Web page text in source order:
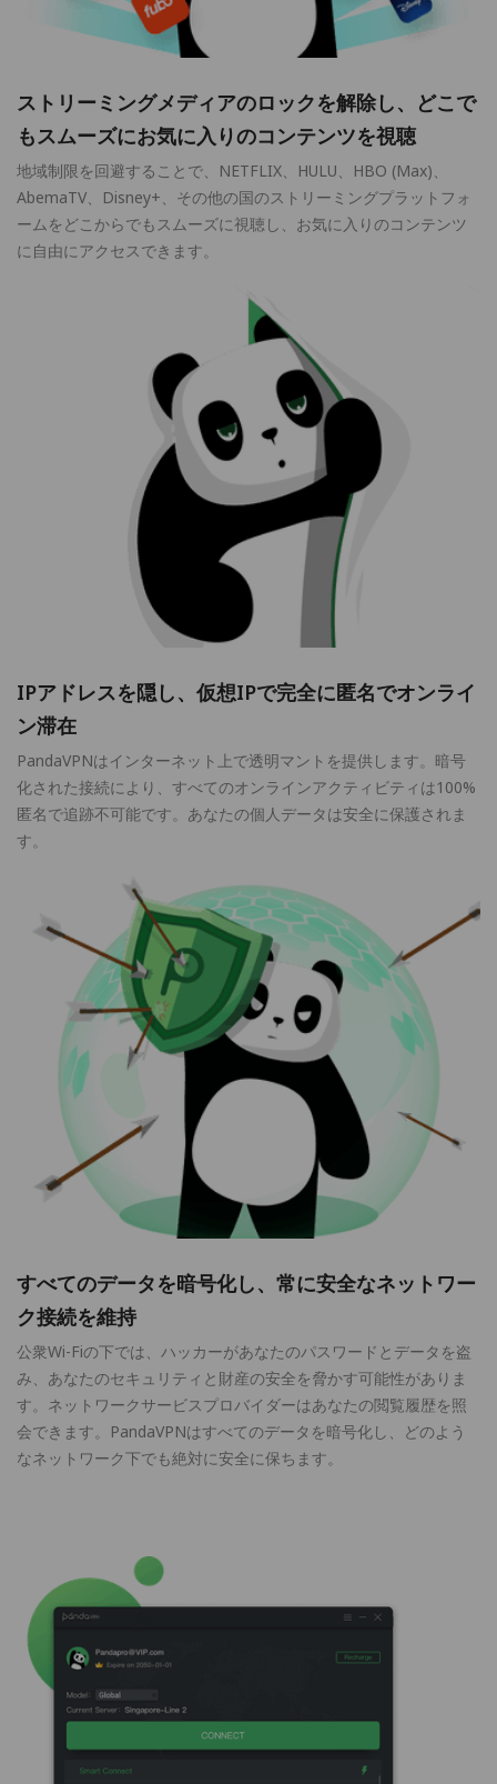
ストリーミングメディアのロックを解除し、どこで
もスムーズにお気に入りのコンテンツを視聴
地域制限を回避することで、NETFLIX、HULU、HBO (Max)、
AbemaTV、Disney+、その他の国のストリーミングプラットフォ
ームをどこからでもスムーズに視聴し、お気に入りのコンテンツ
に自由にアクセスできます。
IPアドレスを隠し、仮想IPで完全に匿名でオンライ
ン滞在
PandaVPNはインターネット上で透明マントを提供します。暗号
化された接続により、すべてのオンラインアクティビティは100%
匿名で追跡不可能です。あなたの個人データは安全に保護されま
す。
すべてのデータを暗号化し、常に安全なネットワー
ク接続を維持
公衆Wi-Fiの下では、ハッカーがあなたのパスワードとデータを盗
み、あなたのセキュリティと財産の安全を脅かす可能性がありま
す。ネットワークサービスプロバイダーはあなたの閲覧履歴を照
会できます。PandaVPNはすべてのデータを暗号化し、どのよう
なネットワーク下でも絶対に安全に保ちます。